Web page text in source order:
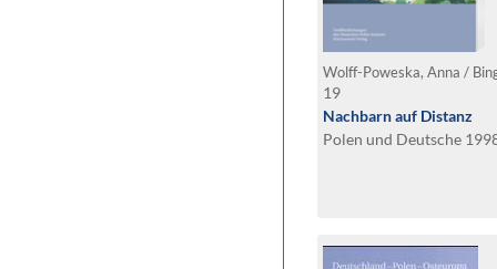
Wolff-Poweska, Anna /
19
Nachbarn auf Distanz
Polen und Deutsche